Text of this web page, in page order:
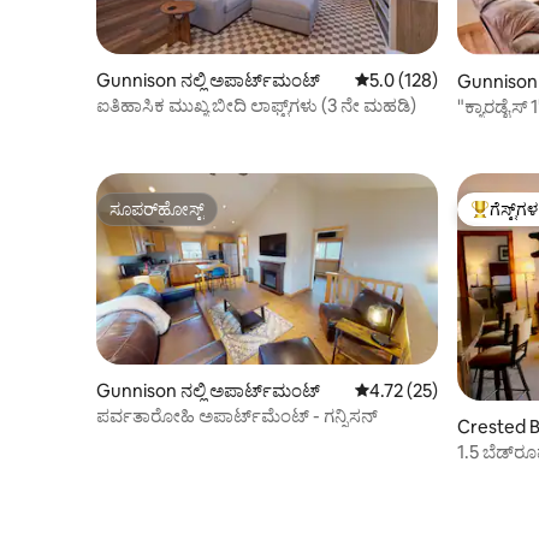
Gunnison ನಲ್ಲಿ ಅಪಾರ್ಟ್‌ಮಂಟ್ 5 ರಲ್ಲಿ 5.0 ಸರಾಸರಿ
5.0 (128)
ಐತಿಹಾಸಿಕ ಮುಖ್ಯ ಬೀದಿ ಲಾಫ್ಟ್‌ಗಳು (3 ನೇ ಮಹಡಿ)
"ಕ್ಯಾರಡೈಸ್
ಸೂಪರ್‌ಹೋಸ್ಟ್
ಸೂಪರ್‌ಹೋಸ್ಟ್
Gunnison ನಲ್ಲಿ ಅಪಾರ್ಟ್‌ಮಂಟ್ 5 ರಲ್ಲಿ 4.72 ಸರಾಸರಿ
4.72 (25)
ಪರ್ವತಾರೋಹಿ ಅಪಾರ್ಟ್‌ಮೆಂಟ್ - ಗನ್ನಿಸನ್
ಗೆಸ್ಟ್‌ಗಳಿಗೆ
Crested
1.5